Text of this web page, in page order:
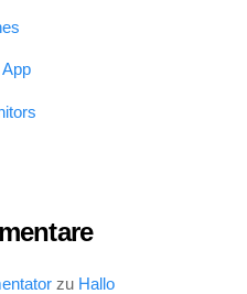
zu Hallo